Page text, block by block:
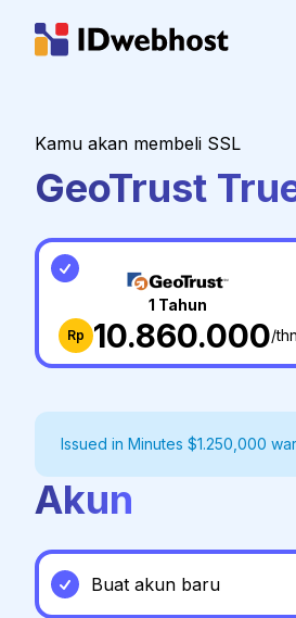
Kamu akan membeli SSL
GeoTrust
1 Tahun
Rp 10.860.000/thn
Issued in Minutes $1.250,000
Akun
Buat akun baru